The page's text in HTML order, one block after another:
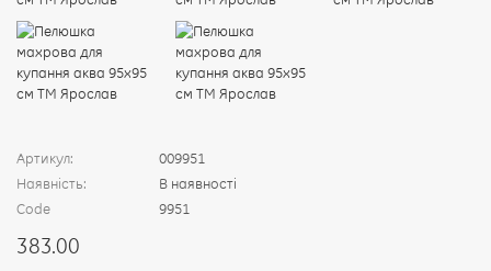
Артикул:
009951
Наявність:
В наявності
Code
9951
383.00